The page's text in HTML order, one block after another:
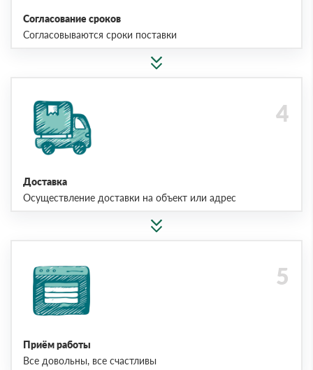
Согласование сроков
Согласовываются сроки поставки
Доставка
Осуществление доставки на объект или адрес
Приём работы
Все довольны, все счастливы